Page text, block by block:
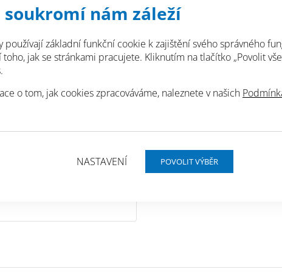
soukromí nám záleží
používají základní funkční cookie k zajištění svého správného
jak se stránkami pracujete. Kliknutím na tlačítko „Povolit
o tom, jak cookies zpracováváme, naleznete v našich
NASTAVENÍ
Nanesená vrstva je
vody a zároveň je
Profidicht 1K FIX byl
Profidicht 1K FIX
údajů.